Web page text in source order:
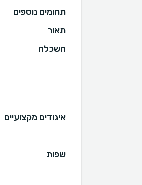
תחומים נוספים
תאור
השכלה
איגודים מקצועיים
שפות